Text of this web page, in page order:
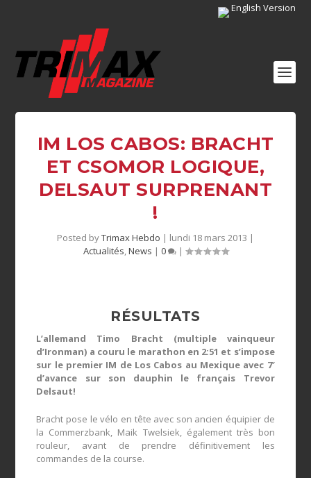
English Version
IM LOS CABOS: BRACHT
ET CSOMOR LOGIQUE,
DELSAUT SURPRENANT
!
Posted byTrimax Hebdo | lundi 18 mars 2013 |
Actualités,News | 0 |
RÉSULTATS
L’allemand Timo Bracht (multiple vainqueur
d’Ironman) a couru le marathon en 2:51 et s’impose
sur le premier IM de Los Cabos au Mexique avec 7′
d’avance sur son dauphin le français Trevor
Delsaut!
Bracht pose le vélo en tête avec son ancien équipier de
la Commerzbank, Maik Twelsiek, également très bon
rouleur, avant de prendre définitivement les
commandes de la course.